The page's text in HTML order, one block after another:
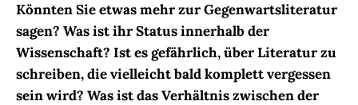
Könnten Sie etwas mehr zur Gegenwartsliteratur
sagen? Was ist ihr Status innerhalb der
Wissenschaft? Ist es gefährlich, über Literatur zu
schreiben, die vielleicht bald komplett vergessen
sein wird? Was ist das Verhältnis zwischen der